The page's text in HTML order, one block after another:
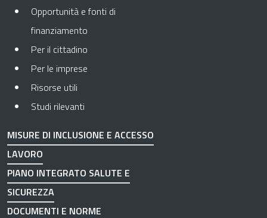
Opportunità e fonti di
finanziamento
Per il cittadino
Per le imprese
Risorse utili
Studi rilevanti
MISURE DI INCLUSIONE E ACCESSO
LAVORO
PIANO INTEGRATO SALUTE E
SICUREZZA
DOCUMENTI E NORME